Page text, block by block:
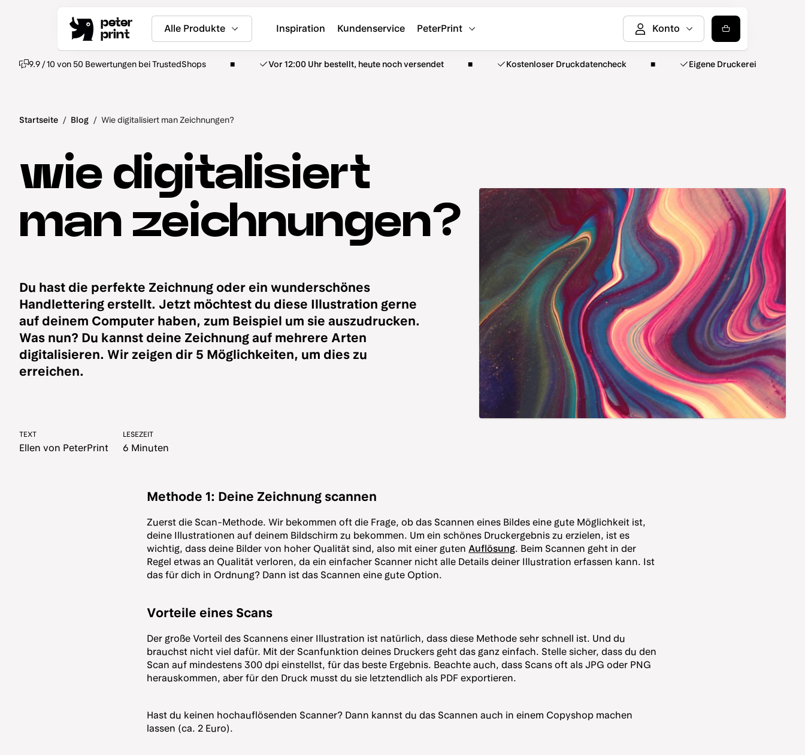
peter
print
Alle Produkte Inspiration Kundenservice PeterPrint
9.9 / 10 von 50 Bewertungen bei TrustedShops Vor 12:00 Uhr bestellt, heute noch versendet Kostenloser Druckdatencheck Eigene Druckerei
Startseite / Blog / Wie digitalisiert man Zeichnungen?
wie digitalisiert
man zeichnungen?
Du hast die perfekte Zeichnung oder ein wunderschönes
Handlettering erstellt. Jetzt möchtest du diese Illustration gerne
auf deinem Computer haben, zum Beispiel um sie auszudrucken.
Was nun? Du kannst deine Zeichnung auf mehrere Arten
digitalisieren. Wir zeigen dir 5 Möglichkeiten, um dies zu
erreichen.
TEXT
Ellen von PeterPrint
LESEZEIT
6 Minuten
Methode 1: Deine Zeichnung scannen
Zuerst die Scan-Methode. Wir bekommen oft die Frage, ob das Scannen eines Bildes eine gute Möglichkeit ist,
deine Illustrationen auf deinem Bildschirm zu bekommen. Um ein schönes Druckergebnis zu erzielen, ist es
wichtig, dass deine Bilder von hoher Qualität sind, also mit einer gutenAuflösung. Beim Scannen geht in der
Regel etwas an Qualität verloren, da ein einfacher Scanner nicht alle Details deiner Illustration erfassen kann. Ist
das für dich in Ordnung? Dann ist das Scannen eine gute Option.
Vorteile eines Scans
Der große Vorteil des Scannens einer Illustration ist natürlich, dass diese Methode sehr schnell ist. Und du
brauchst nicht viel dafür. Mit der Scanfunktion deines Druckers geht das ganz einfach. Stelle sicher, dass du den
Scan auf mindestens 300 dpi einstellst, für das beste Ergebnis. Beachte auch, dass Scans oft als JPG oder PNG
herauskommen, aber für den Druck musst du sie letztendlich als PDF exportieren.
Hast du keinen hochauflösenden Scanner? Dann kannst du das Scannen auch in einem Copyshop machen
lassen (ca. 2 Euro).